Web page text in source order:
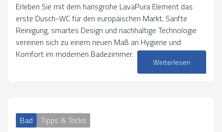
Erleben Sie mit dem hansgrohe LavaPura Element das
erste Dusch-WC für den europäischen Markt. Sanfte
Reinigung, smartes Design und nachhaltige Technologie
vereinen sich zu einem neuen Maß an Hygiene und
Komfort im modernen Badezimmer.
Weiterlesen
Bad Tipps & Tricks